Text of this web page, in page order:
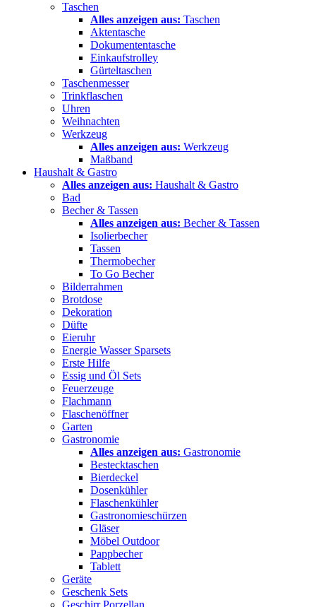
Taschen
Alles anzeigen aus: Taschen
Aktentasche
Dokumententasche
Einkaufstrolley
Gürteltaschen
Taschenmesser
Trinkflaschen
Uhren
Weihnachten
Werkzeug
Alles anzeigen aus: Werkzeug
Maßband
Haushalt & Gastro
Alles anzeigen aus: Haushalt & Gastro
Bad
Becher & Tassen
Alles anzeigen aus: Becher & Tassen
Isolierbecher
Tassen
Thermobecher
To Go Becher
Bilderrahmen
Brotdose
Dekoration
Düfte
Eieruhr
Energie Wasser Sparsets
Erste Hilfe
Essig und Öl Sets
Feuerzeuge
Flachmann
Flaschenöffner
Garten
Gastronomie
Alles anzeigen aus: Gastronomie
Bestecktaschen
Bierdeckel
Dosenkühler
Flaschenkühler
Gastronomieschürzen
Gläser
Möbel Outdoor
Pappbecher
Tablett
Geräte
Geschenk Sets
Geschirr Porzellan